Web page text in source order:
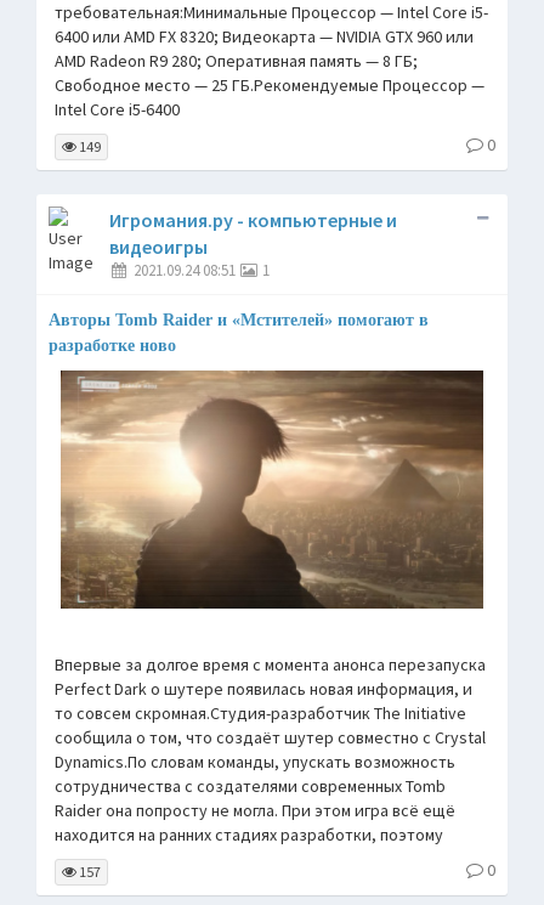
требовательная:Минимальные Процессор — Intel Core i5-
6400 или AMD FX 8320; Видеокарта — NVIDIA GTX 960 или
AMD Radeon R9 280; Оперативная память — 8 ГБ;
Свободное место — 25 ГБ.Рекомендуемые Процессор —
Intel Core i5-6400
149 0
Игромания.ру - компьютерные и
видеоигры
2021.09.24 08:51 1
Авторы Tomb Raider и «Мстителей» помогают в
разработке ново
Впервые за долгое время с момента анонса перезапуска
Perfect Dark о шутере появилась новая информация, и
то совсем скромная.Студия-разработчик The Initiative
сообщила о том, что создаёт шутер совместно с Crystal
Dynamics.По словам команды, упускать возможность
сотрудничества с создателями современных Tomb
Raider она попросту не могла. При этом игра всё ещё
находится на ранних стадиях разработки, поэтому
157 0